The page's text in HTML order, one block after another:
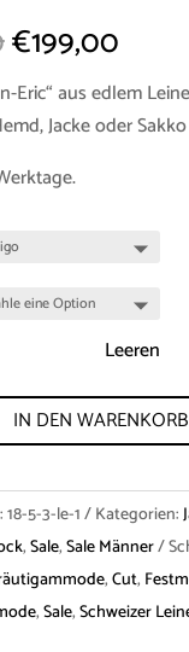
€199,00
Eric“ aus edlem
Jacke oder
Leeren
IN DEN WARENKORB
18-5-3-le-1 Kategorien:
,Sale,Sale Männer
,Cut,
,Sale,Schweizer